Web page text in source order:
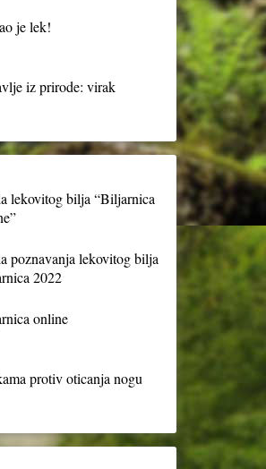
je lek!
iz prirode: virak
lekovitog bilja “Biljarnica
poznavanja lekovitog bilja
2022
online
protiv oticanja nogu